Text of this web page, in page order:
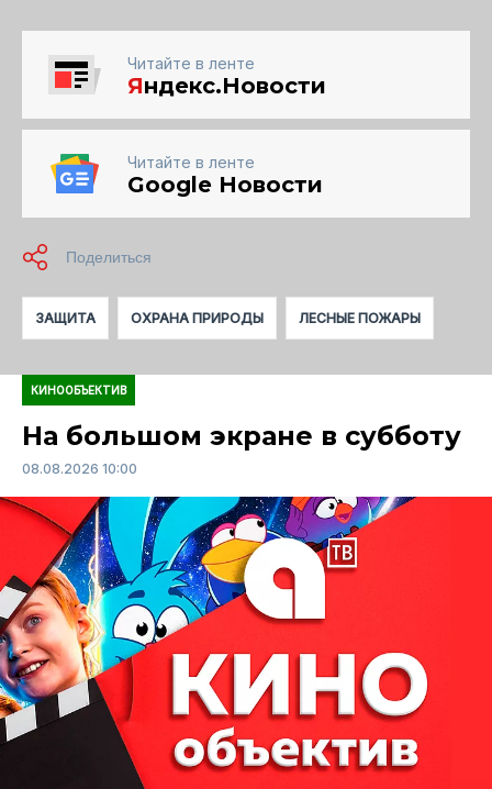
Читайте в ленте
Яндекс.Новости
Читайте в ленте
Google Новости
ЗАЩИТА ОХРАНА ПРИРОДЫ ЛЕСНЫЕ ПОЖАРЫ
КИНООБЪЕКТИВ
На большом экране в субботу
08.08.2026 10:00